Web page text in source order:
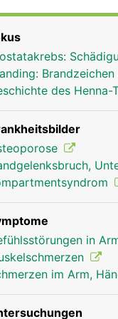
Das
komplexe
Drehung.
und Finger,
des Henna-
in
im Arm,